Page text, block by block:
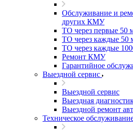
Обслуживание и
других КМУ
ТО через первые 50
ТО через каждые 50
ТО через каждые
Ремонт КМУ
Гарантийное
Выездной сервис
Выездной сервис
Выездная
Выездной ремонт
Техническое